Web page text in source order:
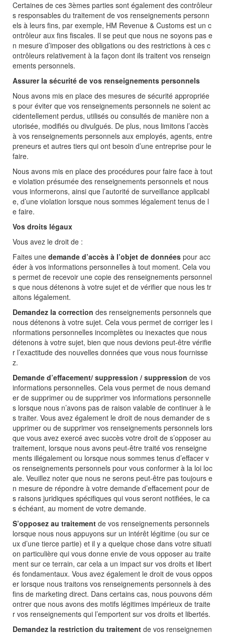
Certaines de ces 3èmes parties sont également des contrôleur
s responsables du traitement de vos renseignements personn
els à leurs fins, par exemple, HM Revenue & Customs est un c
ontrôleur aux fins fiscales. Il se peut que nous ne soyons pas e
n mesure d’imposer des obligations ou des restrictions à ces c
ontrôleurs relativement à la façon dont ils traitent vos renseign
ements personnels.
Assurer la sécurité de vos renseignements personnels
Nous avons mis en place des mesures de sécurité appropriée
s pour éviter que vos renseignements personnels ne soient ac
cidentellement perdus, utilisés ou consultés de manière non a
utorisée, modifiés ou divulgués. De plus, nous limitons l’accès
à vos renseignements personnels aux employés, agents, entre
preneurs et autres tiers qui ont besoin d’une entreprise pour le
faire.
Nous avons mis en place des procédures pour faire face à tout
e violation présumée des renseignements personnels et nous
vous informerons, ainsi que l’autorité de surveillance applicabl
e, d’une violation lorsque nous sommes légalement tenus de l
e faire.
Vos droits légaux
Vous avez le droit de :
Faites une demande d’accès à l’objet de données pour acc
éder à vos informations personnelles à tout moment. Cela vou
s permet de recevoir une copie des renseignements personnel
s que nous détenons à votre sujet et de vérifier que nous les tr
aitons légalement.
Demandez la correction des renseignements personnels que
nous détenons à votre sujet. Cela vous permet de corriger les i
nformations personnelles incomplètes ou inexactes que nous
détenons à votre sujet, bien que nous devions peut-être vérifie
r l’exactitude des nouvelles données que vous nous fournisse
z.
Demande d’effacement/ suppression / suppression de vos
informations personnelles. Cela vous permet de nous demand
er de supprimer ou de supprimer vos informations personnelle
s lorsque nous n’avons pas de raison valable de continuer à le
s traiter. Vous avez également le droit de nous demander de s
upprimer ou de supprimer vos renseignements personnels lors
que vous avez exercé avec succès votre droit de s’opposer au
traitement, lorsque nous avons peut-être traité vos renseigne
ments illégalement ou lorsque nous sommes tenus d’effacer v
os renseignements personnels pour vous conformer à la loi loc
ale. Veuillez noter que nous ne serons peut-être pas toujours e
n mesure de répondre à votre demande d’effacement pour de
s raisons juridiques spécifiques qui vous seront notifiées, le ca
s échéant, au moment de votre demande.
S’opposez au traitement de vos renseignements personnels
lorsque nous nous appuyons sur un intérêt légitime (ou sur ce
ux d’une tierce partie) et il y a quelque chose dans votre situati
on particulière qui vous donne envie de vous opposer au traite
ment sur ce terrain, car cela a un impact sur vos droits et libert
és fondamentaux. Vous avez également le droit de vous oppos
er lorsque nous traitons vos renseignements personnels à des
fins de marketing direct. Dans certains cas, nous pouvons dém
ontrer que nous avons des motifs légitimes impérieux de traite
r vos renseignements qui l’emportent sur vos droits et libertés.
Demandez la restriction du traitement de vos renseignemen